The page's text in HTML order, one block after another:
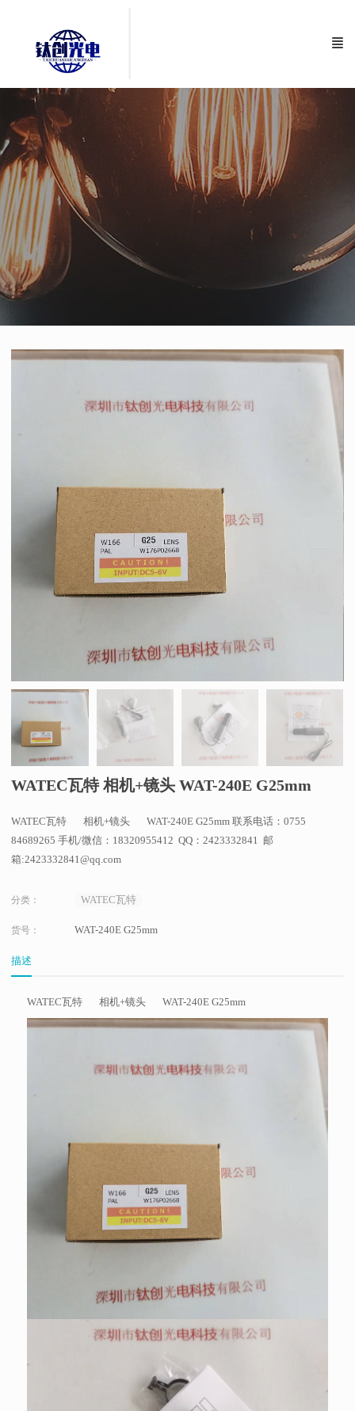
WATEC瓦特 相机+镜头 WAT-240E G25mm
WATEC瓦特 相机+镜头 WAT-240E G25mm 联系电话：0755
84689265 手机/微信：18320955412 QQ：2423332841 邮
箱:2423332841@qq.com
分类： WATEC瓦特
货号： WAT-240E G25mm
描述
WATEC瓦特 相机+镜头 WAT-240E G25mm